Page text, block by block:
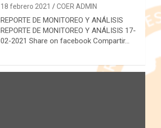
18 febrero 2021 COER ADMIN
REPORTE DE MONITOREO Y ANÁLISIS
REPORTE DE MONITOREO Y ANÁLISIS 17-
02-2021 Share on facebook Compartir…